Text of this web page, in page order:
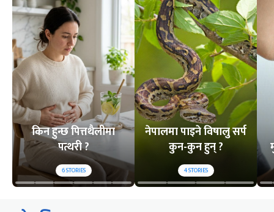
किन हुन्छ पित्तथैलीमा
पत्थरी ?
6STORIES
नेपालमा पाइने विषालु सर्प
कुन-कुन हुन् ?
4STORIES